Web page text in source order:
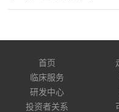
首页
临床服务
研发中心
投资者关系